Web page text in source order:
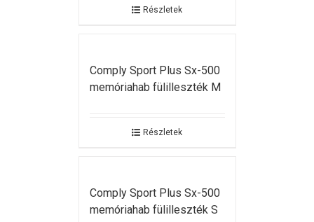
Részletek
Comply Sport Plus Sx-500
memóriahab fülilleszték M
Részletek
Comply Sport Plus Sx-500
memóriahab fülilleszték S